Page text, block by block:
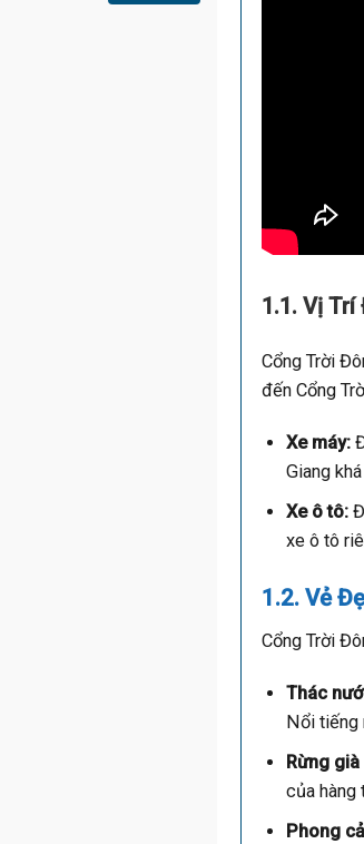
1.1. Vị Trí
Cổng Trời
đến Cổng
Xe máy:
Giang
Xe ô tô:
xe ô tô
1.2. Vẻ
Cổng Trời
Thác
Nổi tiếng
Rừng
của hàng
Phong